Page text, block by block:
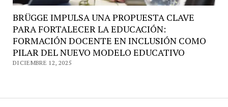
BRÜGGE IMPULSA UNA PROPUESTA CLAVE
PARA FORTALECER LA EDUCACIÓN:
FORMACIÓN DOCENTE EN INCLUSIÓN COMO
PILAR DEL NUEVO MODELO EDUCATIVO
DICIEMBRE 12, 2025